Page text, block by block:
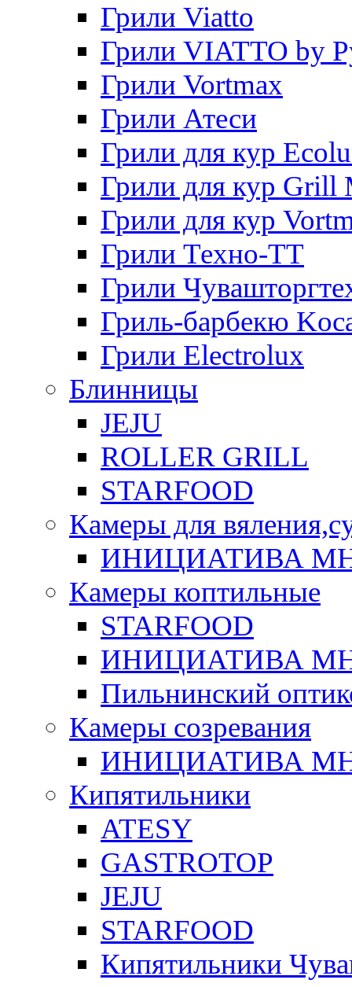
Грили Viatto
Грили VIATTO by
Грили Vortmax
Грили Атеси
Грили для кур
Грили для кур Grill
Грили для кур
Грили Техно-ТТ
Грили
Гриль-барбекю
Грили Electrolux
Блинницы
JEJU
ROLLER GRILL
STARFOOD
Камеры для
ИНИЦИАТИВА
Камеры коптильные
STARFOOD
ИНИЦИАТИВА
Пильнинский
Камеры созревания
ИНИЦИАТИВА
Кипятильники
ATESY
GASTROTOP
JEJU
STARFOOD
Кипятильники